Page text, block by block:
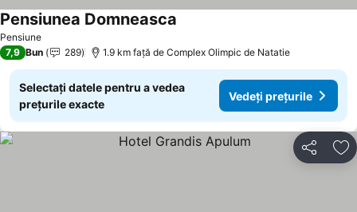
Pensiune
Pensiunea Domneasca
7,9 Bun 289 1.9 km faţă de Complex Olimpic de Natatie
Selectați datele pentru a vedea
prețurile exacte
Vedeți prețurile
Distribuiți